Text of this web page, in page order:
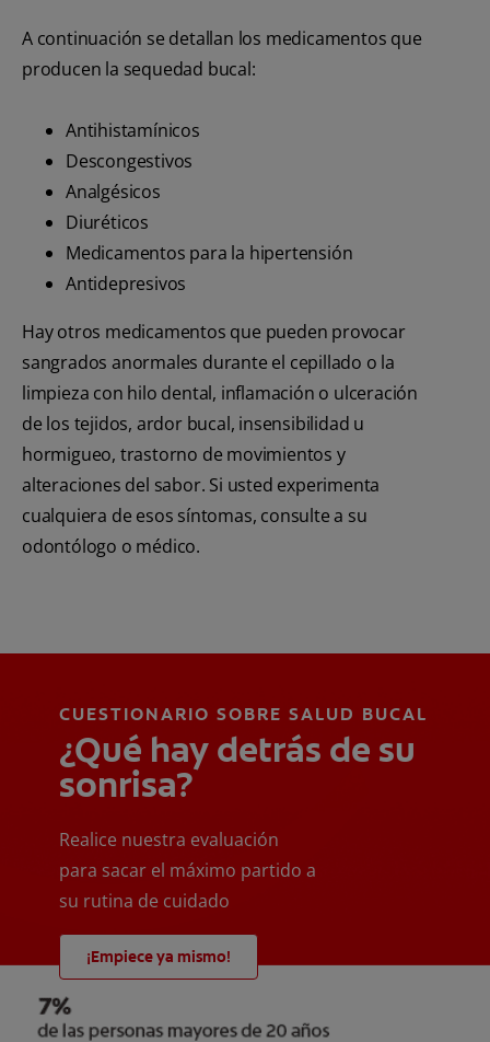
A continuación se detallan los medicamentos que
producen la sequedad bucal:
Antihistamínicos
Descongestivos
Analgésicos
Diuréticos
Medicamentos para la hipertensión
Antidepresivos
Hay otros medicamentos que pueden provocar
sangrados anormales durante el cepillado o la
limpieza con hilo dental, inflamación o ulceración
de los tejidos, ardor bucal, insensibilidad u
hormigueo, trastorno de movimientos y
alteraciones del sabor. Si usted experimenta
cualquiera de esos síntomas, consulte a su
odontólogo o médico.
CUESTIONARIO SOBRE SALUD BUCAL
¿Qué hay detrás de su
sonrisa?
Realice nuestra evaluación
para sacar el máximo partido a
su rutina de cuidado
¡Empiece ya mismo!